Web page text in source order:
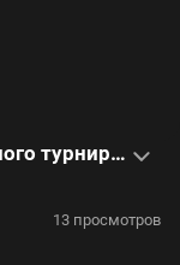
Видео о победителе международного турнира по фитнес-аэробике, который родился в деревне на 16 человек
13 просмотров